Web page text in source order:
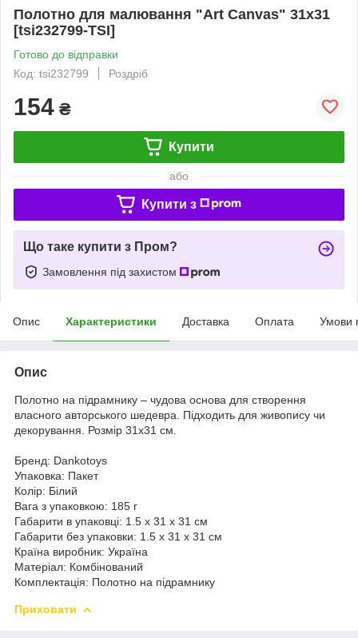
Полотно для малювання "Art Canvas" 31x31
[tsi232799-TSI]
Готово до відправки
Код: tsi232799
Роздріб
154 ₴
Купити
або
Купити з
Що таке купити з Пром?
Замовлення під захистом
Опис Характеристики Доставка Оплата Умови
Опис
Полотно на підрамнику – чудова основа для створення
власного авторського шедевра. Підходить для живопису чи
декорування. Розмір 31x31 см.
Бренд: Dankotoys
Упаковка: Пакет
Колір: Білий
Вага з упаковкою: 185 г
Габарити в упаковці: 1.5 x 31 x 31 см
Габарити без упаковки: 1.5 x 31 x 31 см
Країна виробник: Україна
Матеріал: Комбінований
Комплектація: Полотно на підрамнику
Приховати